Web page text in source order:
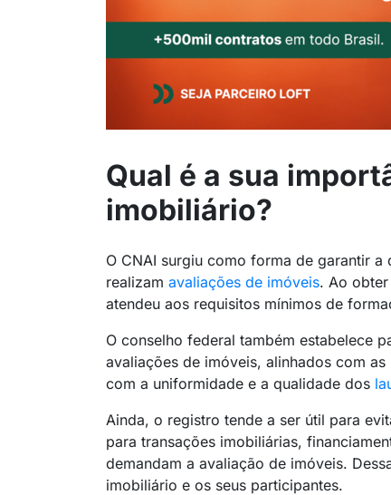
Qual é a sua
imobiliário?
O CNAI surgiu como forma de garantir
realizam avaliações de imóveis. Ao
atendeu aos requisitos mínimos de
O conselho federal também estabelece
avaliações de imóveis, alinhados com
com a uniformidade e a qualidade dos
Ainda, o registro tende a ser útil para
para transações imobiliárias,
demandam a avaliação de imóveis.
imobiliário e os seus participantes.